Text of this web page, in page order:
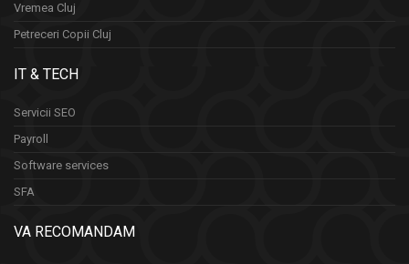
Vremea Cluj
Petreceri Copii Cluj
IT & TECH
Servicii SEO
Payroll
Software services
SFA
VA RECOMANDAM